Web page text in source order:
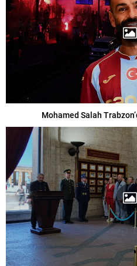
Mohamed Salah